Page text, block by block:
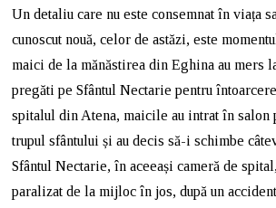
Un detaliu care nu este consemnat în viața
cunoscut nouă, celor de astăzi, este
maici de la mănăstirea din Eghina au mers
pregăti pe Sfântul Nectarie pentru
spitalul din Atena, maicile au intrat în salon
trupul sfântului și au decis să-i schimbe
Sfântul Nectarie, în aceeași cameră de
paralizat de la mijloc în jos, după un